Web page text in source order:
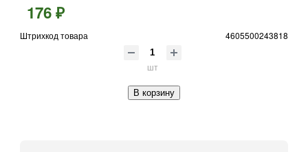
176 ₽
Штрихкод товара 4605500243818
шт
В корзину